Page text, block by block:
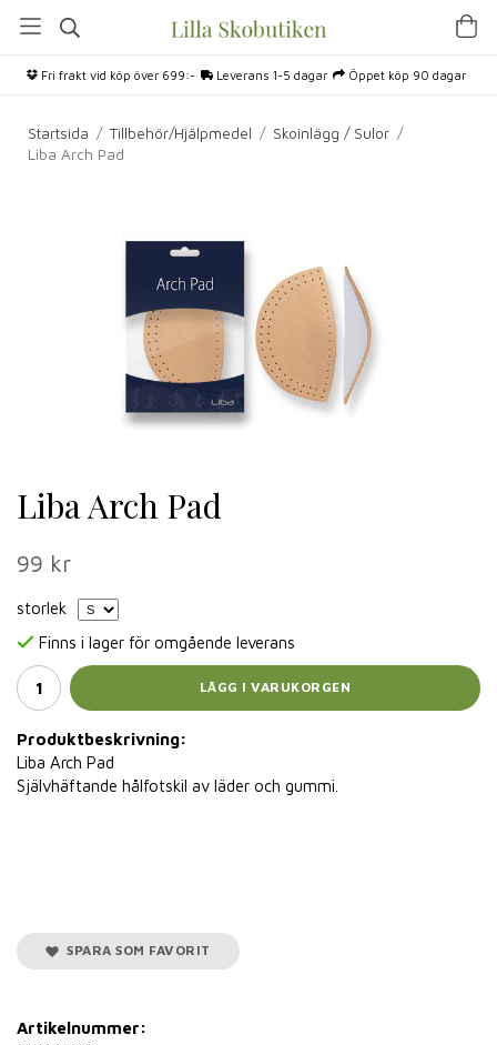
Fri frakt vid köp över 699:- Leverans 1-5 dagar Öppet köp 90 dagar
Startsida / Tillbehör/Hjälpmedel / Skoinlägg / Sulor /
Liba Arch Pad
Liba Arch Pad
99 kr
storlek
Finns i lager för omgående leverans
LÄGG I VARUKORGEN
Produktbeskrivning:
Liba Arch Pad
Självhäftande hålfotskil av läder och gummi.
SPARA SOM FAVORIT
Artikelnummer: